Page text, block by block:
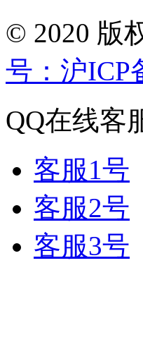
© 2020 版
号：沪ICP
QQ在线客
客服1号
客服2号
客服3号